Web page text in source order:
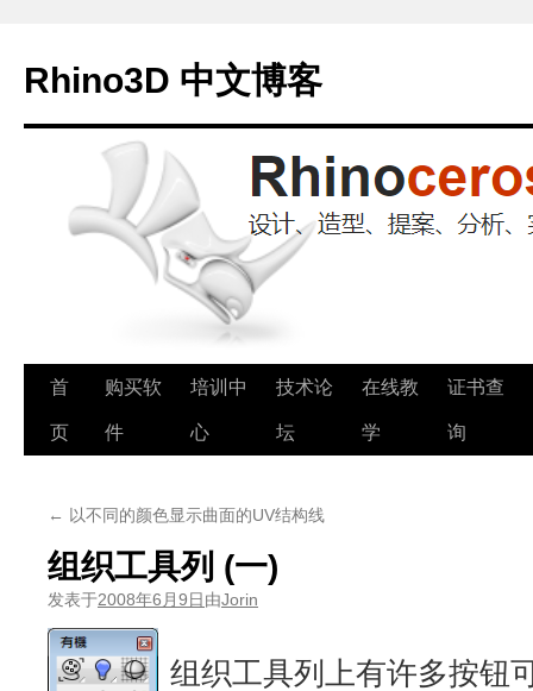
Rhino3D 中文博客
跳
至
首
页
购买软
件
培训中
心
技术论
坛
在线教
学
证书查
询
← 以不同的颜色显示曲面的UV结构线
组织工具列 (一)
发表于2008年6月9日由Jorin
组织工具列上有许多按钮